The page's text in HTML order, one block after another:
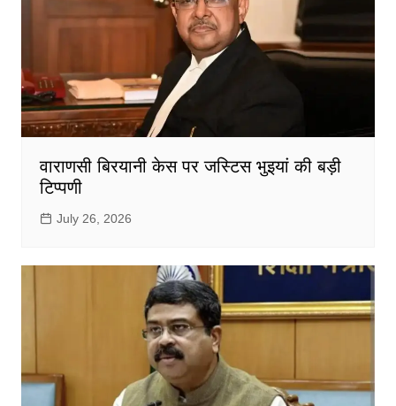
वाराणसी बिरयानी केस पर जस्टिस भुइयां की बड़ी
टिप्पणी
July 26, 2026